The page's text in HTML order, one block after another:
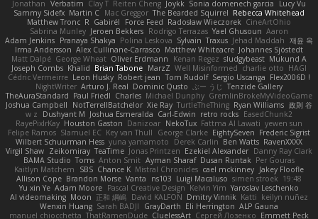
Jonathan Verbatim Clay T Reiten Cheng Joykk Sonia domenech garcia
Lucy Vu
Sammy Sidefx Martin C Mac Greggor The Bearded Squirrel Rebecca Whitehead
Matthew Tronc R Gabirél Force Feed Radosław Wieczorek CineArtOhio
Sabrina Munley Jeroen Bekkers Rodrigo Terrazas Yael Ghusoun Aaron
Adam Jenkins Pranaya Shakya Polina Leskova Sylvain Traxus Jehad Maddah 재윤 옥
Irma Andersson Alex Cullinane-Carrasco Matthew Whiteacre Johannes Sjöstedt
Matt Dalpé George Wheat Oliver Erdmann Kenan Regez sludgybeast Mukund A
Joseph Combs Khalid Brian Tabone MarzZ Well Misinformed charlie otto HAGI
Cédric Vermeirre Leon Husky Robert jean Tom Rudolf Sergio Uscanga Flex2006D !
NightWriter Arturo J. Real Dominic Qusto ぶー うじ
Tenzide Gallery
TheAuraStandard Paul Friedl Charles Michael Dunphy GremlinBrokeMyVideoGame
Joshua Campbell
NotTerrellBatchelor Xie Ray TurtleTheThing Ryan Williams 政則 谷
w z
Dushyant M Joshua Esmeralda Carl-Edwin retro rocks EasedChunk2
RayePixlrKay Houston Gaston Danizoar NekoTux Fattma Al Lawati yewen sun
Felipe Ramos Slamuel EC Key van Thull George Clarke EightySeven Frederic Sigrist
Wilbert Schuurman Hess yuna yamamoto Derek Carlin Ben Watts RavenXXXX
Virgil Shaw Zeikomiray TeaTime Jonas Printzen Ezekiel Alexander Danny Ray Clark
BAMA Studio Toms Anton Smit Ayman Sharaf Dusan Runtak Per Gouras
Kaitlyn Matchem
SBS Chance K Mistral Chronicles cael mckinney Jakey Floofle
Allison Cope Brandon Morse Vanta ns103 Luigi Macaluso simen stroek 19:48
Yu xin Ye Adam Moore Pascal Creative Design Kelvin Yim Yaroslav Leschenko
AI videomaking Moon 正和 綱嶋 David KALFON Dmitry Vinnik Katti keilyn nuñez
Wenxin Huang Sarah BADJI GrayDarth Eli Herrington ALP Gauna
manuel chiocchetta ThatRamenDude CluelessArt Cергей Лозенко Emmett Peck